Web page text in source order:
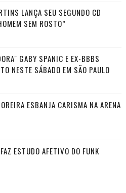
LANÇA SEU SEGUNDO CD
SEM ROSTO”
GABY SPANIC E EX-BBBS
NESTE SÁBADO EM SÃO PAULO
ESBANJA CARISMA NA ARENA
ESTUDO AFETIVO DO FUNK